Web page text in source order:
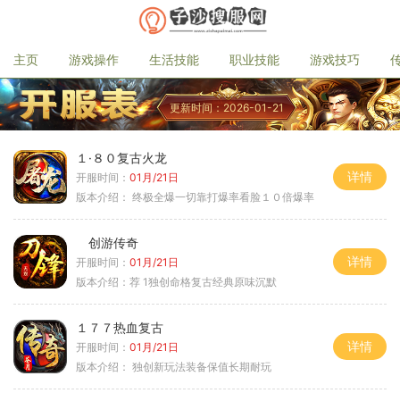
主页 游戏操作 生活技能 职业技能 游戏技巧
更新时间：2026-01-21
１·８０复古火龙
开服时间： 01月/21日
版本介绍： 终极全爆一切靠打爆率看脸１０倍爆率
详情
创游传奇
开服时间： 01月/21日
版本介绍： 荐 1独创命格复古经典原味沉默
详情
１７７热血复古
开服时间： 01月/21日
版本介绍： 独创新玩法装备保值长期耐玩
详情